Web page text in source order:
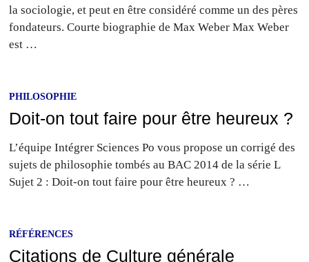
la sociologie, et peut en être considéré comme un des pères
fondateurs. Courte biographie de Max Weber Max Weber
est …
PHILOSOPHIE
Doit-on tout faire pour être heureux ?
L’équipe Intégrer Sciences Po vous propose un corrigé des
sujets de philosophie tombés au BAC 2014 de la série L
Sujet 2 : Doit-on tout faire pour être heureux ? …
RÉFÉRENCES
Citations de Culture générale